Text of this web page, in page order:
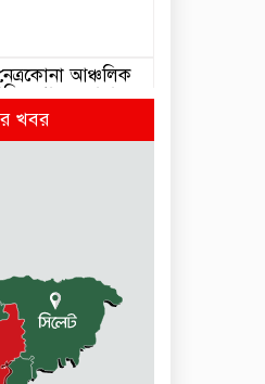
আঞ্চলিক
গাছের চারা
দিবস উপলক্ষে
আলোচনা সভা ও
কর্মরতরা
ভাতা
খবর